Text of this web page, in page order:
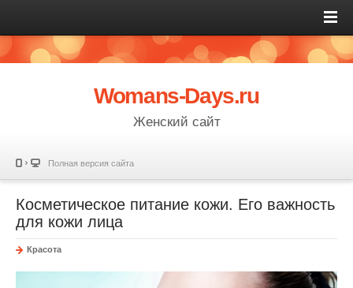
Womans-Days.ru
Женский сайт
Полная версия сайта
Косметическое питание кожи. Его важность
для кожи лица
Красота